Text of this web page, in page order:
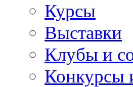
Курсы
Выставки
Клубы и
Конкурсы